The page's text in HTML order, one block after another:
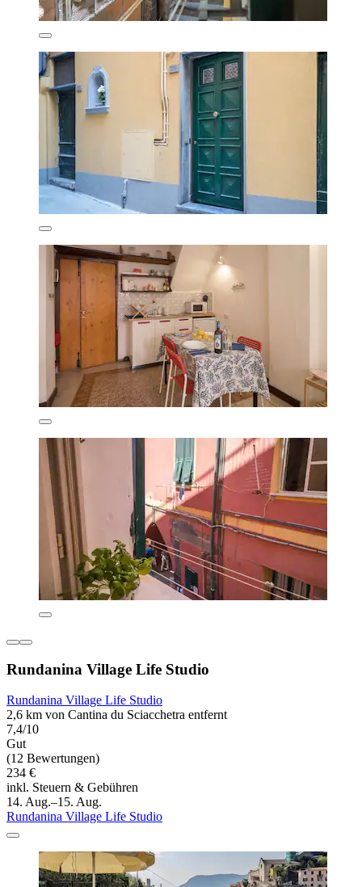
Rundanina Village Life Studio
Rundanina Village Life Studio
2,6 km von Cantina du Sciacchetra entfernt
7,4/10
Gut
(12 Bewertungen)
234 €
inkl. Steuern & Gebühren
14. Aug.–15. Aug.
Rundanina Village Life Studio